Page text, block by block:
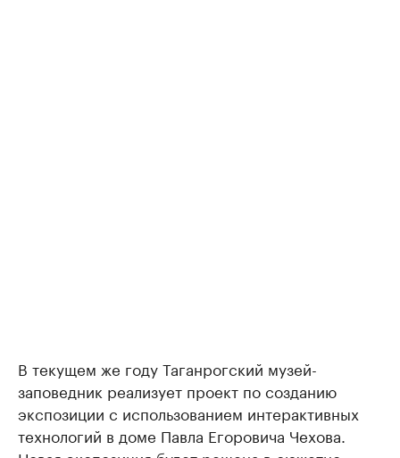
В текущем же году Таганрогский музей-
заповедник реализует проект по созданию
экспозиции с использованием интерактивных
технологий в доме Павла Егоровича Чехова.